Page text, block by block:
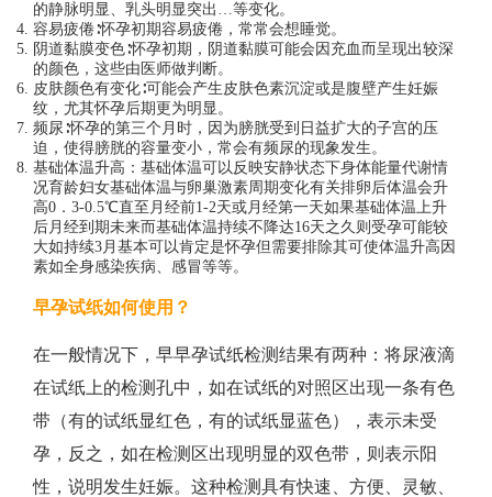
的静脉明显、乳头明显突出…等变化。
容易疲倦∶怀孕初期容易疲倦，常常会想睡觉。
阴道黏膜变色∶怀孕初期，阴道黏膜可能会因充血而呈现出较深
的颜色，这些由医师做判断。
皮肤颜色有变化∶可能会产生皮肤色素沉淀或是腹壁产生妊娠
纹，尤其怀孕后期更为明显。
频尿∶怀孕的第三个月时，因为膀胱受到日益扩大的子宫的压
迫，使得膀胱的容量变小，常会有频尿的现象发生。
基础体温升高：基础体温可以反映安静状态下身体能量代谢情
况育龄妇女基础体温与卵巢激素周期变化有关排卵后体温会升
高0．3-0.5℃直至月经前1-2天或月经第一天如果基础体温上升
后月经到期未来而基础体温持续不降达16天之久则受孕可能较
大如持续3月基本可以肯定是怀孕但需要排除其可使体温升高因
素如全身感染疾病、感冒等等。
早孕试纸如何使用？
在一般情况下，早早孕试纸检测结果有两种：将尿液滴
在试纸上的检测孔中，如在试纸的对照区出现一条有色
带（有的试纸显红色，有的试纸显蓝色），表示未受
孕，反之，如在检测区出现明显的双色带，则表示阳
性，说明发生妊娠。这种检测具有快速、方便、灵敏、